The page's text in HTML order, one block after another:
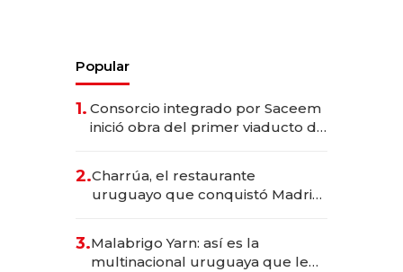
Popular
1. Consorcio integrado por Saceem
inició obra del primer viaducto de
millones
2.Charrúa, el restaurante
uruguayo que conquistó Madrid:
anticipación y prepara apertura
3.Malabrigo Yarn: así es la
multinacional uruguaya que le